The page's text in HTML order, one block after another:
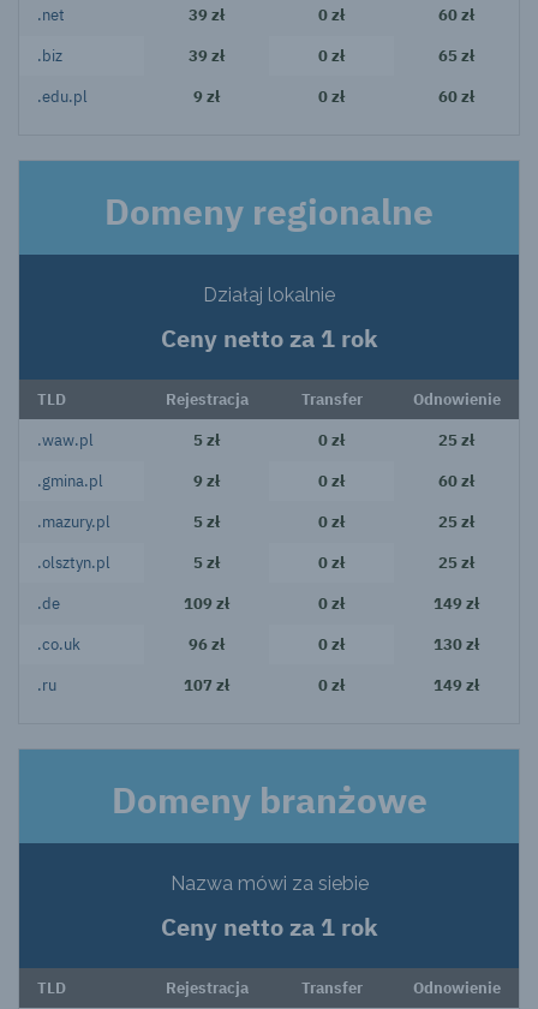
.net 39 zł 0 zł 60 zł
.biz 39 zł 0 zł 65 zł
.edu.pl 9 zł 0 zł 60 zł
Domeny regionalne
Działaj lokalnie
Ceny netto za 1 rok
TLD Rejestracja Transfer Odnowienie
.waw.pl 5 zł 0 zł 25 zł
.gmina.pl 9 zł 0 zł 60 zł
.mazury.pl 5 zł 0 zł 25 zł
.olsztyn.pl 5 zł 0 zł 25 zł
.de 109 zł 0 zł 149 zł
.co.uk 96 zł 0 zł 130 zł
.ru 107 zł 0 zł 149 zł
Domeny branżowe
Nazwa mówi za siebie
Ceny netto za 1 rok
TLD Rejestracja Transfer Odnowienie